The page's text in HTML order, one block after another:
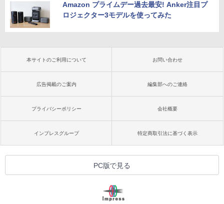
Amazon プライムデー過去最安! Anker注目プ
ロジェクター3モデルを使ってみた
本サイトのご利用について お問い合わせ
広告掲載のご案内 編集部へのご連絡
プライバシーポリシー 会社概要
インプレスグループ 特定商取引法に基づく表示
PC版で見る